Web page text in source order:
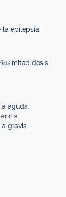
epilepsia.
mitad dosis
aguda.
gravis.